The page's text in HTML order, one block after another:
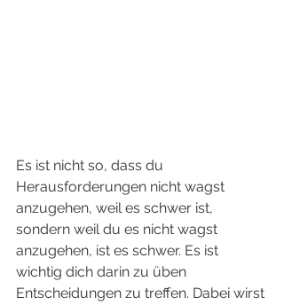
Es ist nicht so, dass du
Herausforderungen nicht wagst
anzugehen, weil es schwer ist,
sondern weil du es nicht wagst
anzugehen, ist es schwer. Es ist
wichtig dich darin zu üben
Entscheidungen zu treffen. Dabei wirst